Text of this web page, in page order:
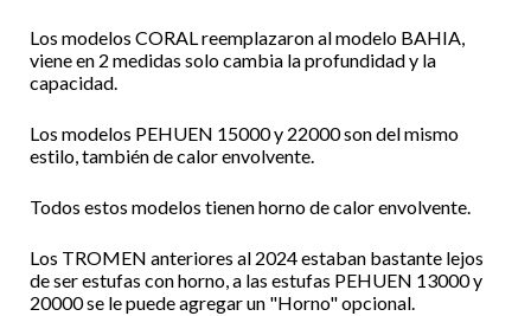
Los modelos CORAL reemplazaron al modelo BAHIA,
viene en 2 medidas solo cambia la profundidad y la
capacidad.
Los modelos PEHUEN 15000 y 22000 son del mismo
estilo, también de calor envolvente.
Todos estos modelos tienen horno de calor envolvente.
Los TROMEN anteriores al 2024 estaban bastante lejos
de ser estufas con horno, a las estufas PEHUEN 13000 y
20000 se le puede agregar un "Horno" opcional.